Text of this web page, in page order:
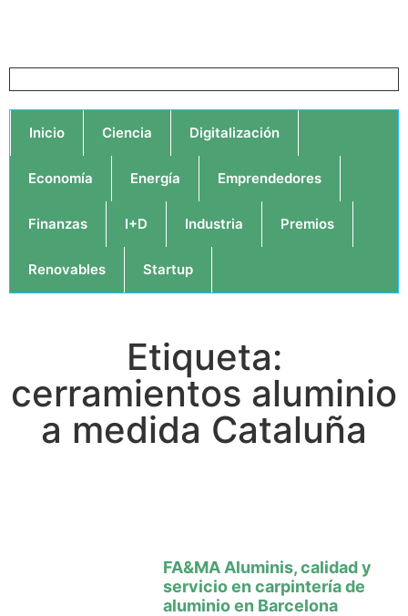
Inicio Ciencia Digitalización
Economía Energía Emprendedores
Finanzas I+D Industria Premios
Renovables Startup
Etiqueta:
cerramientos aluminio
a medida Cataluña
FA&MA Aluminis, calidad y
servicio en carpintería de
aluminio en Barcelona